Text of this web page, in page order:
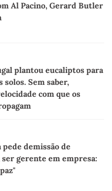
Al Pacino, Gerard Butler
plantou eucaliptos para
solos. Sem saber,
com que os
demissão de
gerente em empresa: